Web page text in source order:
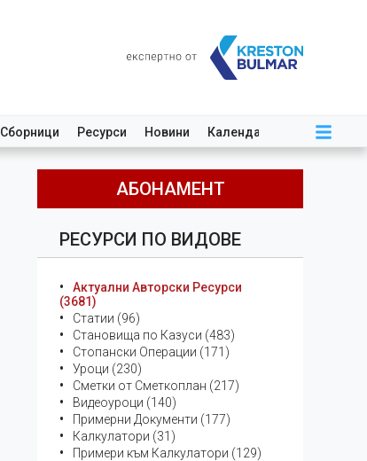
Сборници Ресурси Новини Календар
АБОНАМЕНТ
РЕСУРСИ ПО ВИДОВЕ
Актуални Авторски Ресурси
(3681)
Статии (96)
Становища по Казуси (483)
Стопански Операции (171)
Уроци (230)
Сметки от Сметкоплан (217)
Видеоуроци (140)
Примерни Документи (177)
Калкулатори (31)
Примери към Калкулатори (129)